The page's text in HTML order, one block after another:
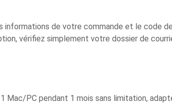
de votre commande et le code
vérifiez simplement votre dossier de
Mac/PC pendant 1 mois sans limitation,